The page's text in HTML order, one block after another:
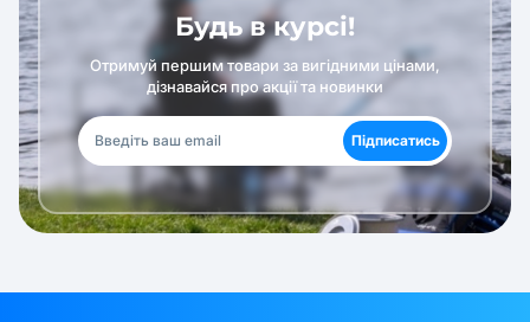
Будь в курсі!
Отримуй першим товари за вигідними цінами,
дізнавайся про акції та новинки
Підписатись